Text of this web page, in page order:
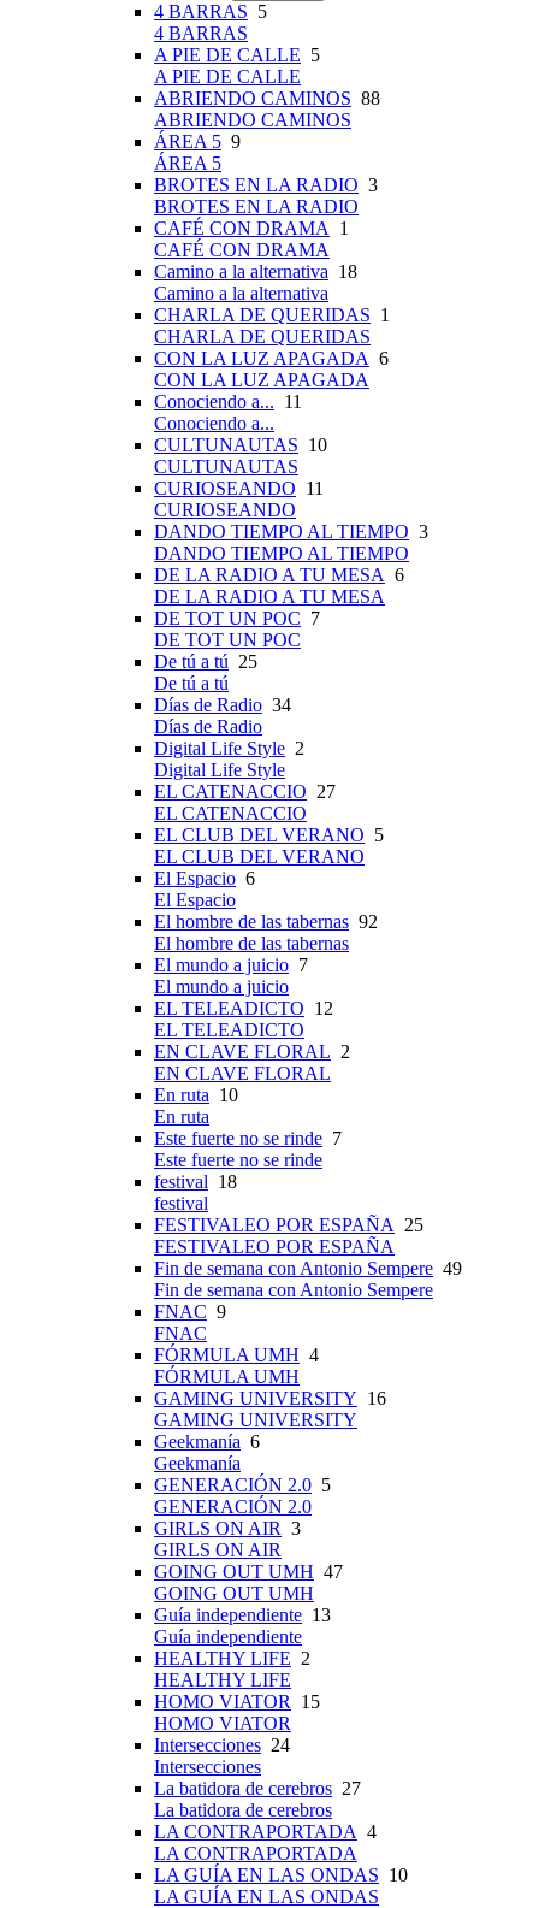
4 BARRAS 5
4 BARRAS
A PIE DE CALLE 5
A PIE DE CALLE
ABRIENDO CAMINOS 88
ABRIENDO CAMINOS
ÁREA 5 9
ÁREA 5
BROTES EN LA RADIO 3
BROTES EN LA RADIO
CAFÉ CON DRAMA
1
CAFÉ CON DRAMA
Camino a la alternativa 18
Camino a la alternativa
CHARLA DE QUERIDAS 1
CHARLA DE QUERIDAS
CON LA LUZ APAGADA 6
CON LA LUZ APAGADA
Conociendo a... 11
Conociendo a...
CULTUNAUTAS 10
CULTUNAUTAS
CURIOSEANDO 11
CURIOSEANDO
DANDO TIEMPO AL TIEMPO 3
DANDO TIEMPO AL TIEMPO
DE LA RADIO A TU MESA 6
DE LA RADIO A TU MESA
DE TOT UN POC 7
DE TOT UN POC
De tú a tú 25
De tú a tú
Días de Radio 34
Días de Radio
Digital Life Style 2
Digital Life Style
EL CATENACCIO 27
EL CATENACCIO
EL CLUB DEL VERANO 5
EL CLUB DEL VERANO
El Espacio 6
El Espacio
El hombre de las tabernas 92
El hombre de las tabernas
El mundo a juicio 7
El mundo a juicio
EL TELEADICTO 12
EL TELEADICTO
EN CLAVE FLORAL 2
EN CLAVE FLORAL
En ruta 10
En ruta
Este fuerte no se rinde 7
Este fuerte no se rinde
festival 18
festival
FESTIVALEO POR ESPAÑA
25
FESTIVALEO POR ESPAÑA
Fin de semana con Antonio Sempere 49
Fin de semana con Antonio Sempere
FNAC 9
FNAC
FÓRMULA UMH 4
FÓRMULA UMH
GAMING UNIVERSITY 16
GAMING UNIVERSITY
Geekmanía 6
Geekmanía
GENERACIÓN 2.0 5
GENERACIÓN 2.0
GIRLS ON AIR 3
GIRLS ON AIR
GOING OUT UMH 47
GOING OUT UMH
Guía independiente 13
Guía independiente
HEALTHY LIFE 2
HEALTHY LIFE
HOMO VIATOR
15
HOMO VIATOR
Intersecciones 24
Intersecciones
La batidora de cerebros 27
La batidora de cerebros
LA CONTRAPORTADA 4
LA CONTRAPORTADA
LA GUÍA EN LAS ONDAS 10
LA GUÍA EN LAS ONDAS